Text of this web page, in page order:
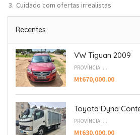
Cuidado com ofertas irrealistas
Recentes
VW Tiguan 2009
PROVÍNCIA: ...
Mt670,000.00
Toyota Dyna
PROVÍNCIA: ...
Mt630,000.00